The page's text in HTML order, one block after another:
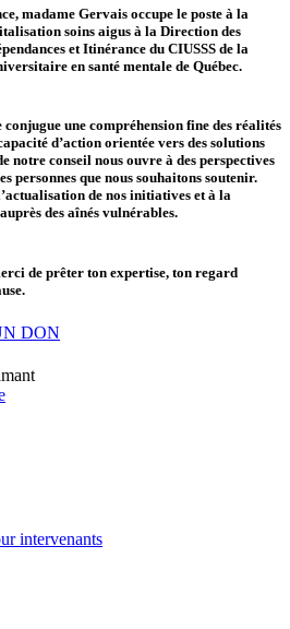
madame Gervais occupe le poste à la
soins aigus à la Direction des
et Itinérance du CIUSSS de la
en santé mentale de Québec.
une compréhension fine des réalités
d’action orientée vers des solutions
notre conseil nous ouvre à des perspectives
personnes que nous souhaitons soutenir.
de nos initiatives et à la
des aînés vulnérables.
de prêter ton expertise, ton regard
DON
intervenants